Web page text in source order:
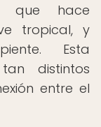
que hace
tropical, y
Esta
distintos
entre el